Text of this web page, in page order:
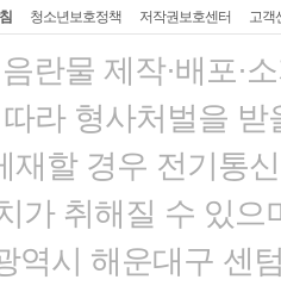
청소년보호정책 저작권보호센터 고객
란물 제작·배포·
라 형사처벌을 받
재할 경우 전기통
가 취해질 수 있으
역시 해운대구 센